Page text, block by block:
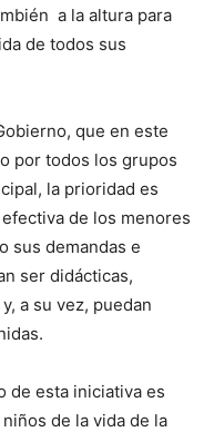
a la altura para
de todos sus
que en este
por todos los grupos
la prioridad es
de los menores
sus demandas e
ser didácticas,
a su vez, puedan
de esta iniciativa es
de la vida de la